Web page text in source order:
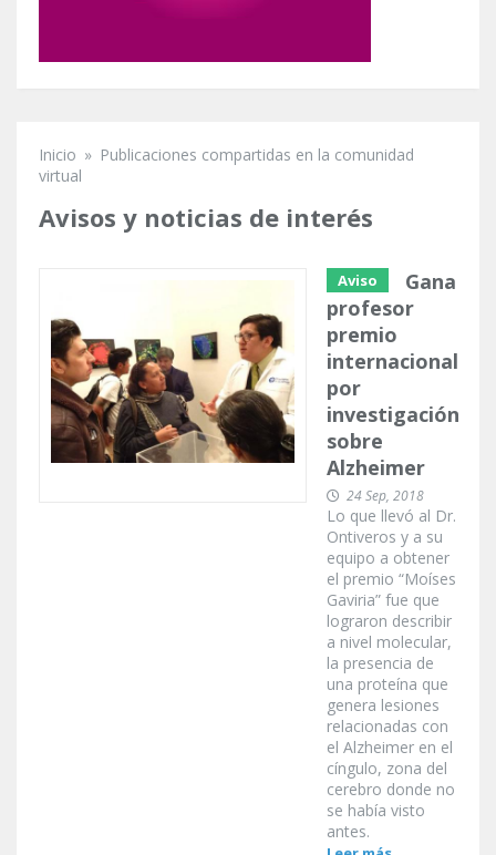
Se encuentra usted aquí
Inicio » Publicaciones compartidas en la comunidad
virtual
Avisos y noticias de interés
Aviso
Gana
profesor
premio
internacional
por
investigación
sobre
Alzheimer
24 Sep, 2018
Lo que llevó al Dr.
Ontiveros y a su
equipo a obtener
el premio “Moíses
Gaviria” fue que
lograron describir
a nivel molecular,
la presencia de
una proteína que
genera lesiones
relacionadas con
el Alzheimer en el
cíngulo, zona del
cerebro donde no
se había visto
antes.